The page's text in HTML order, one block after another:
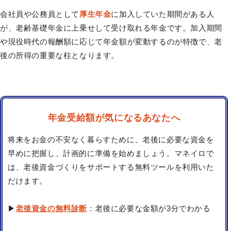
会社員や公務員として 厚生年金に加入していた期間がある人
が、老齢基礎年金に上乗せして受け取れる年金です。加入期間
や現役時代の報酬額に応じて年金額が変動するのが特徴で、老
後の所得の重要な柱となります。
年金受給額が気になるあなたへ
将来をお金の不安なく暮らすために、老後に必要な資金を
早めに把握し、計画的に準備を始めましょう。マネイロで
は、老後資金づくりをサポートする無料ツールを利用いた
だけます。
▶ 老後資金の無料診断 ：老後に必要な金額が3分でわかる